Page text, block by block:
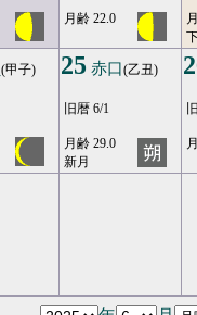
月齢 22.0
(甲子) 25 赤口(乙丑)
旧暦 6/1
月齢 29.0
新月